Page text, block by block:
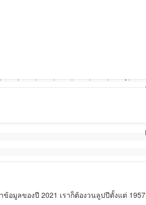
อมูลของปี 2021 เราก็ต้องวนลูปปีตั้งแต่ 1957